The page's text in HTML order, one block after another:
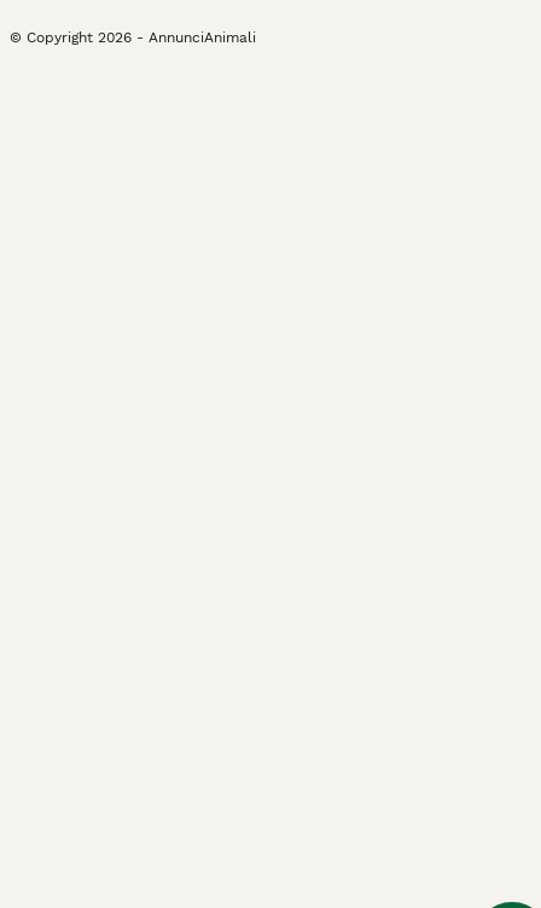
© Copyright 2026 - AnnunciAnimali